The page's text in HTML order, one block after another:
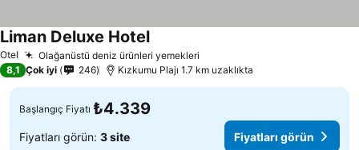
Otel Olağanüstü deniz ürünleri yemekleri
Liman Deluxe Hotel
8,1 Çok iyi 246 Kızkumu Plajı 1.7 km uzaklıkta
Başlangıç Fiyatı ₺4.339
Fiyatları görün: 3 site Fiyatları görün